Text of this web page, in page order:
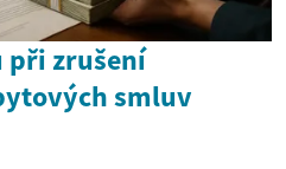
při zrušení
smluv